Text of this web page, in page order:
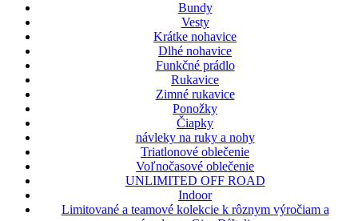
Bundy
Vesty
Krátke nohavice
Dlhé nohavice
Funkčné prádlo
Rukavice
Zimné rukavice
Ponožky
Čiapky
návleky na ruky a nohy
Triatlonové oblečenie
Voľnočasové oblečenie
UNLIMITED OFF ROAD
Indoor
Limitované a teamové kolekcie k rôznym výročiam a